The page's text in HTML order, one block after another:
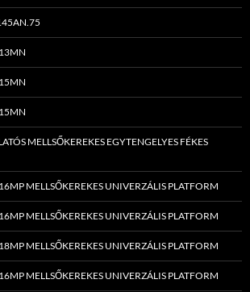
MELLSŐKEREKES EGYTENGELYES FÉKES
MELLSŐKEREKES UNIVERZÁLIS PLATFORM
MELLSŐKEREKES UNIVERZÁLIS PLATFORM
MELLSŐKEREKES UNIVERZÁLIS PLATFORM
MELLSŐKEREKES UNIVERZÁLIS PLATFORM